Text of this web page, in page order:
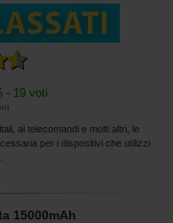
- 19 voti
ai telecomandi e molti altri, le
per i dispositivi che utilizzi
15000mAh